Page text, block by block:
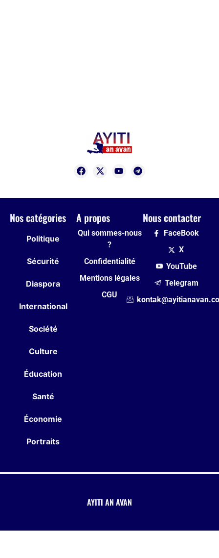
Nos catégories
Politique
Sécurité
Diaspora
International
Société
Culture
Éducation
Santé
Économie
Portraits
A propos
Qui sommes-nous
?
Confidentialité
Mentions légales
CGU
Nous contacter
FaceBook
X
YouTube
Telegram
AYITI AN AVAN